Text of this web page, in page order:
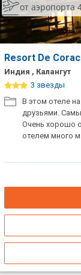
от аэропорта
Resort De
Индия , Калангут
3 звезды
В этом отеле
друзьями.
Очень хорошо
отелем много